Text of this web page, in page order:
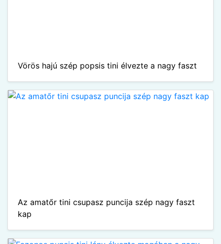
Vörös hajú szép popsis tini élvezte a nagy faszt
Az amatőr tini csupasz puncija szép nagy faszt
kap